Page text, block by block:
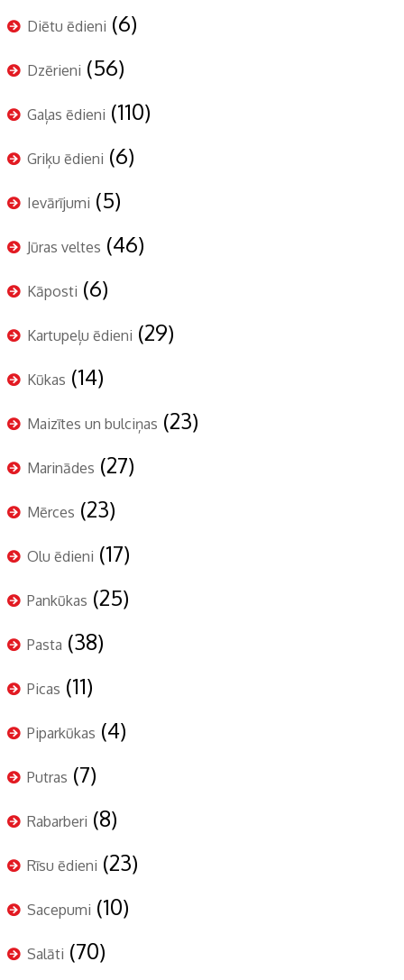
Diētu ēdieni (6)
Dzērieni (56)
Gaļas ēdieni (110)
Griķu ēdieni (6)
Ievārījumi (5)
Jūras veltes (46)
Kāposti (6)
Kartupeļu ēdieni (29)
Kūkas (14)
Maizītes un bulciņas (23)
Marinādes (27)
Mērces (23)
Olu ēdieni (17)
Pankūkas (25)
Pasta (38)
Picas (11)
Piparkūkas (4)
Putras (7)
Rabarberi (8)
Rīsu ēdieni (23)
Sacepumi (10)
Salāti (70)